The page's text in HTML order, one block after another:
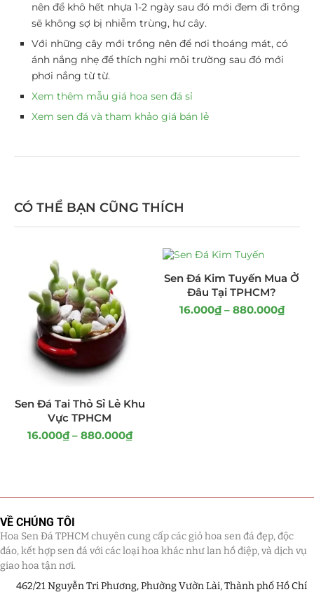
nên để khô hết nhựa 1-2 ngày sau đó mới đem đi trồng
sẽ không sợ bị nhiễm trùng, hư cây.
Với những cây mới trồng nên để nơi thoáng mát, có
ánh nắng nhẹ để thích nghi môi trường sau đó mới
phơi nắng từ từ.
Xem thêm mẫu giá hoa sen đá sỉ
Xem sen đá và tham khảo giá bán lẻ
CÓ THỂ BẠN CŨNG THÍCH
Sen Đá Tai Thỏ Sỉ Lẻ Khu
Vực TPHCM
16.000₫ – 880.000₫
Sen Đá Kim Tuyến Mua Ở
Đâu Tại TPHCM?
16.000₫ – 880.000₫
VỀ CHÚNG TÔI
Hoa Sen Đá TPHCM chuyên cung cấp các giỏ hoa sen đá đẹp, độc
đáo, kết hợp sen đá với các loại hoa khác như lan hồ điệp, và dịch vụ
giao hoa tận nơi.
462/21 Nguyễn Tri Phương, Phường Vườn Lài, Thành phố Hồ Chí